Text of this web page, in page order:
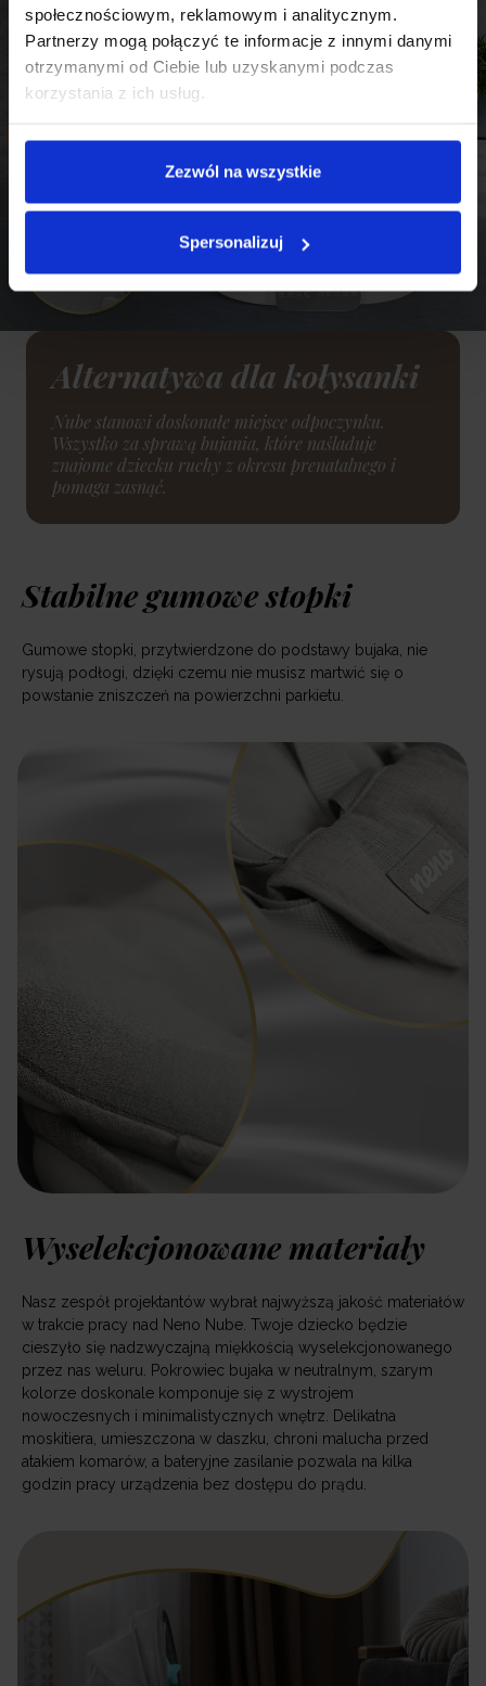
społecznościowym, reklamowym i analitycznym.
Partnerzy mogą połączyć te informacje z innymi danymi
otrzymanymi od Ciebie lub uzyskanymi podczas
korzystania z ich usług.
Zezwól na wszystkie
Spersonalizuj
Alternatywa dla kołysanki
Nube stanowi doskonałe miejsce odpoczynku.
Wszystko za sprawą bujania, które naśladuje
znajome dziecku ruchy z okresu prenatalnego i
pomaga zasnąć.
Stabilne gumowe stopki
Gumowe stopki, przytwierdzone do podstawy bujaka, nie
rysują podłogi, dzięki czemu nie musisz martwić się o
powstanie zniszczeń na powierzchni parkietu.
Wyselekcjonowane materiały
Nasz zespół projektantów wybrał najwyższą jakość materiałów
w trakcie pracy nad Neno Nube. Twoje dziecko będzie
cieszyło się nadzwyczajną miękkością wyselekcjonowanego
przez nas weluru. Pokrowiec bujaka w neutralnym, szarym
kolorze doskonale komponuje się z wystrojem
nowoczesnych i minimalistycznych wnętrz. Delikatna
moskitiera, umieszczona w daszku, chroni malucha przed
atakiem komarów, a bateryjne zasilanie pozwala na kilka
godzin pracy urządzenia bez dostępu do prądu.